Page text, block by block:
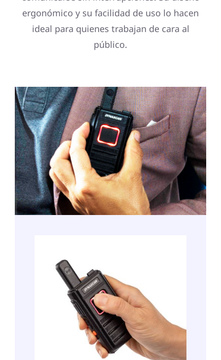
ergonómico y su facilidad de uso lo hacen
ideal para quienes trabajan de cara al
público.